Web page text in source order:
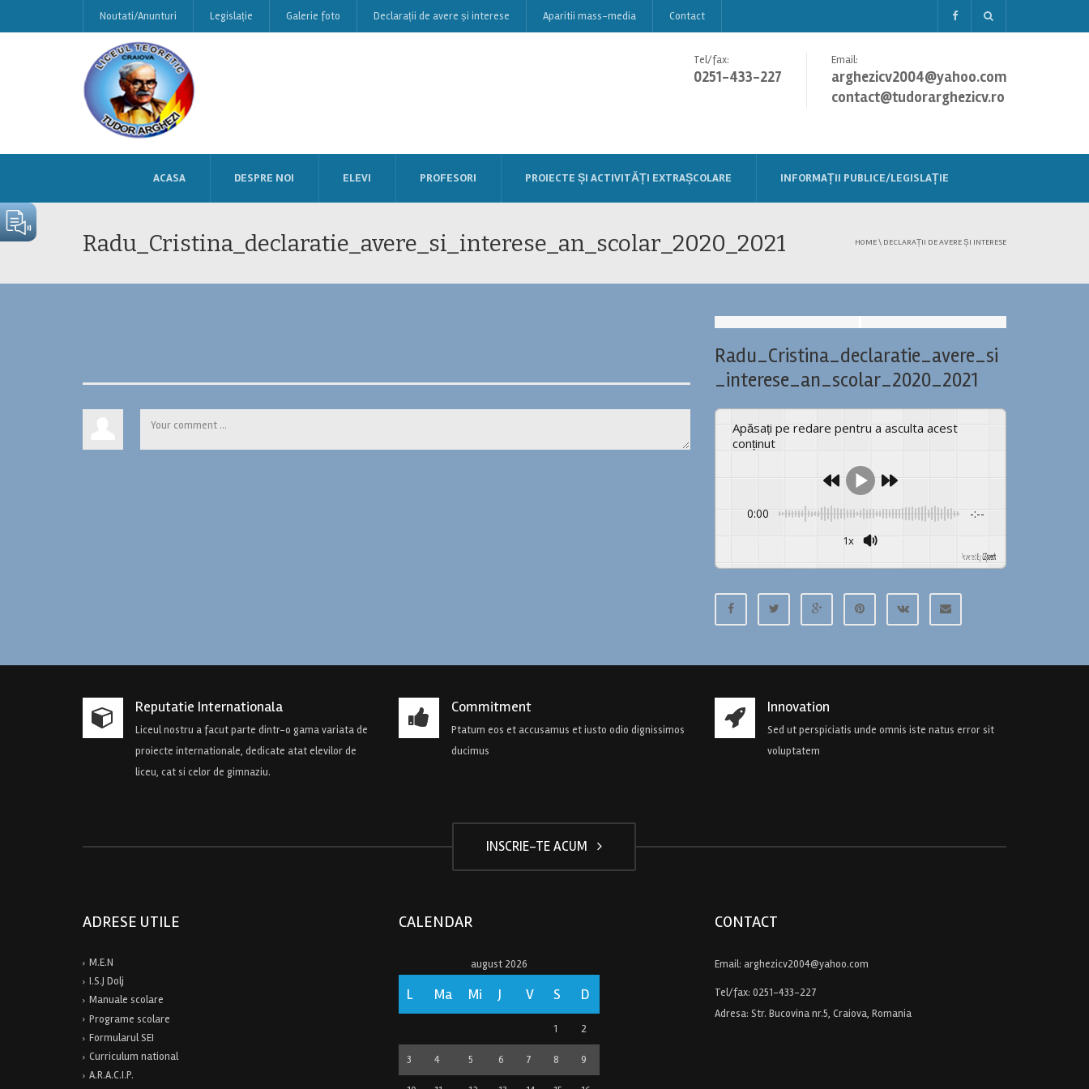
Noutati/Anunturi Legislație Galerie foto Declarații de avere și interese Aparitii mass-media Contact
Tel/fax:
0251-433-227
Email:
arghezicv2004@yahoo.com
contact@tudorarghezicv.ro
ACASA DESPRE NOI ELEVI PROFESORI PROIECTE ȘI ACTIVITĂȚI EXTRAȘCOLARE INFORMAȚII PUBLICE/LEGISLAȚIE
Radu_Cristina_declaratie_avere_si_interese_an_scolar_2020_2021 HOME\ DECLARAȚII DE AVERE ȘI INTERESE
Radu_Cristina_declaratie_avere_si
_interese_an_scolar_2020_2021
Apăsați pe redare pentru a asculta acest
conținut
0:00 -:--
1x
GSpeech
Reputatie Internationala
Liceul nostru a facut parte dintr-o gama variata de
proiecte internationale, dedicate atat elevilor de
liceu, cat si celor de gimnaziu.
Commitment
Ptatum eos et accusamus et iusto odio dignissimos
ducimus
Innovation
Sed ut perspiciatis unde omnis iste natus error sit
voluptatem
INSCRIE-TE ACUM
ADRESE UTILE
M.E.N
I.S.J Dolj
Manuale scolare
Programe scolare
Formularul SEI
Curriculum national
A.R.A.C.I.P.
CALENDAR
august 2026
L Ma Mi J V S D
1 2
3 4 5 6 7 8 9
CONTACT
Email: arghezicv2004@yahoo.com
Tel/fax: 0251-433-227
Adresa: Str. Bucovina nr.5, Craiova, Romania